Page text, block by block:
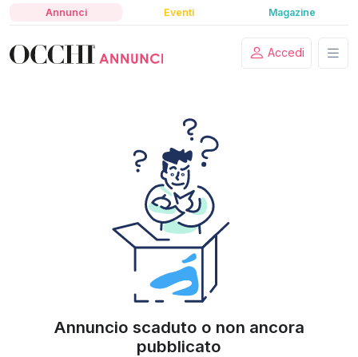
Annunci Eventi Magazine
Accedi
Annuncio scaduto o non ancora
pubblicato